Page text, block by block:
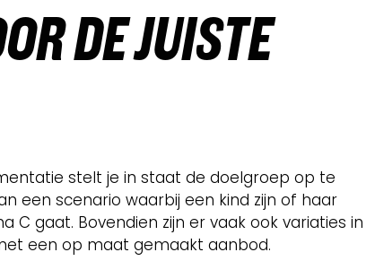
DE JUISTE
stelt je in staat de doelgroep op te
een scenario waarbij een kind zijn of haar
gaat. Bovendien zijn er vaak ook variaties in
een op maat gemaakt aanbod.